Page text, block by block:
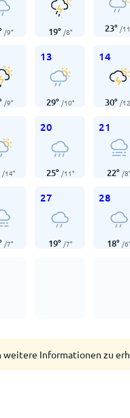
/9° 19° /8° 23° /11
/9°
13
29° /10°
14
30° /12
/14°
20
25° /11°
21
22° /8°
/7°
27
19° /7°
28
18° /6°
weitere Informationen zu